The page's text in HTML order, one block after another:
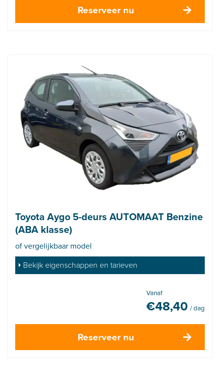
Reserveer nu
Toyota Aygo 5-deurs AUTOMAAT Benzine
(ABA klasse)
of vergelijkbaar model
Bekijk eigenschappen en tarieven
Vanaf
€48,40 / dag
Reserveer nu